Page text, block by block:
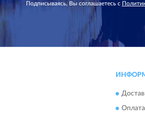
Подписываясь, Вы соглашаетесь с
Оплата